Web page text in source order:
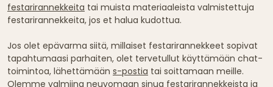
festarirannekkeita tai muista materiaaleista valmistettuja
festarirannekkeita, jos et halua kudottua.
Jos olet epävarma siitä, millaiset festarirannekkeet sopivat
tapahtumaasi parhaiten, olet tervetullut käyttämään chat-
toimintoa, lähettämään s-postia tai soittamaan meille.
Olemme valmiina neuvomaan sinua festarirannekkeista ja